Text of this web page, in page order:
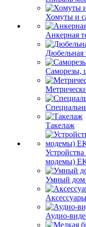
Хомуты и
Анкерная
Дюбельная
Саморезы,
Такелаж
модемы)
Умный дом
Аудио-